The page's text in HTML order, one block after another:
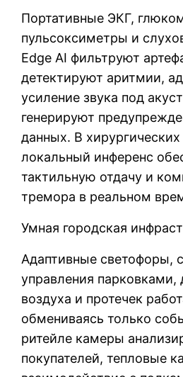
Портативные ЭКГ,
пульсоксиметры и
Edge AI фильтруют
детектируют аритмии,
усиление звука под
генерируют
данных. В хирургических
локальный инференс
тактильную отдачу и
тремора в реальном
Умная городская
Адаптивные светофоры,
управления парковками,
воздуха и протечек
обмениваясь только
ритейле камеры
покупателей, тепловые